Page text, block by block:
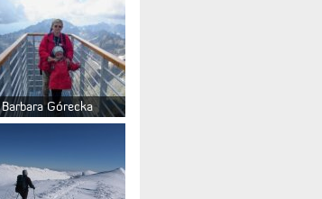
Barbara Górecka